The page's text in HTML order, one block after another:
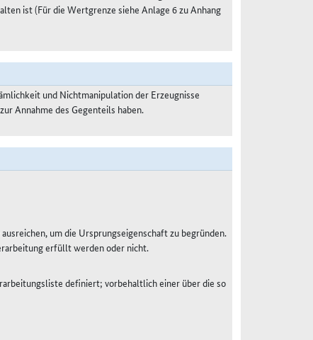
ist (Für die Wertgrenze siehe Anlage 6 zu Anhang
und Nichtmanipulation der Erzeugnisse
Annahme des Gegenteils haben.
um die Ursprungseigenschaft zu begründen.
erfüllt werden oder nicht.
definiert; vorbehaltlich einer über die so